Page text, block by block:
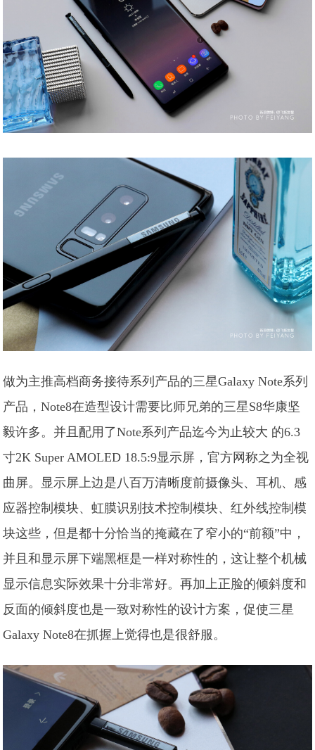
做为主推高档商务接待系列产品的三星Galaxy Note系列
产品，Note8在造型设计需要比师兄弟的三星S8华康坚
毅许多。并且配用了Note系列产品迄今为止较大 的6.3
寸2K Super AMOLED 18.5:9显示屏，官方网称之为全视
曲屏。显示屏上边是八百万清晰度前摄像头、耳机、感
应器控制模块、虹膜识别技术控制模块、红外线控制模
块这些，但是都十分恰当的掩藏在了窄小的“前额”中，
并且和显示屏下端黑框是一样对称性的，这让整个机械
显示信息实际效果十分非常好。再加上正脸的倾斜度和
反面的倾斜度也是一致对称性的设计方案，促使三星
Galaxy Note8在抓握上觉得也是很舒服。